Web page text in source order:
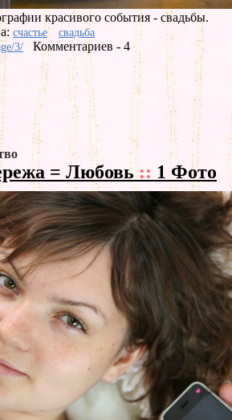
красивого события - свадьбы.
счастье
свадьба
3/
Комментариев - 4
= Любовь:: 1 Фото